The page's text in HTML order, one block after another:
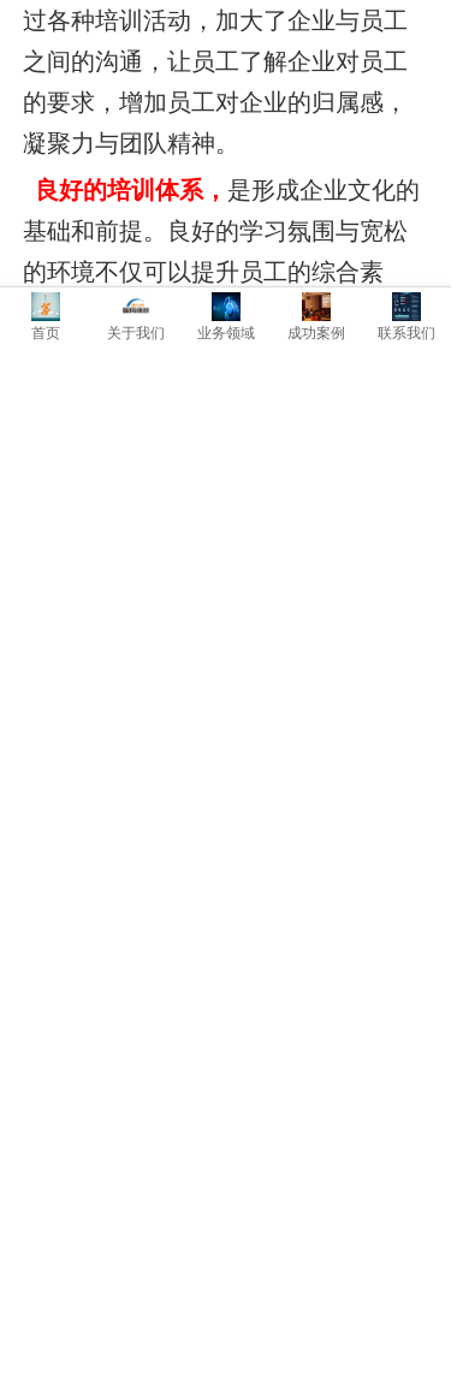
过各种培训活动，加大了企业与员工
之间的沟通，让员工了解企业对员工
的要求，增加员工对企业的归属感，
凝聚力与团队精神。
良好的培训体系， 是形成企业文化的
基础和前提。良好的学习氛围与宽松
的环境不仅可以提升员工的综合素
质，树立员工的责任心
与使命感，使
首页 关于我们 业务领域 成功案例 联系我们